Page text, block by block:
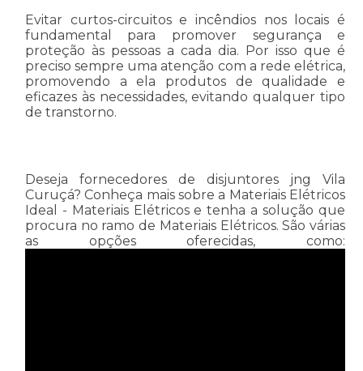
Evitar curtos-circuitos e incêndios nos locais é
fundamental para promover segurança e
proteção às pessoas a cada dia. Por isso que é
preciso sempre uma atenção com a rede elétrica,
promovendo a ela produtos de qualidade e
eficazes às necessidades, evitando qualquer tipo
de transtorno.
Deseja fornecedores de disjuntores jng Vila
Curuçá? Conheça mais sobre a Materiais Elétricos
Ideal - Materiais Elétricos e tenha a solução que
procura no ramo de Materiais Elétricos. São várias
as opções oferecidas, como: